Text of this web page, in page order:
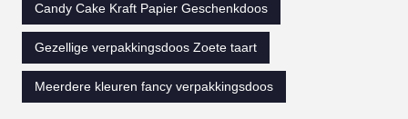
Candy Cake Kraft Papier Geschenkdoos
Gezellige verpakkingsdoos Zoete taart
Meerdere kleuren fancy verpakkingsdoos